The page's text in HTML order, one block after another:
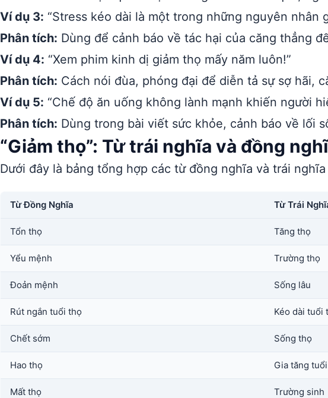
Ví dụ 3: “Stress kéo dài là một trong những nguyên nhân
Phân tích: Dùng để cảnh báo về tác hại của căng thẳng
Ví dụ 4: “Xem phim kinh dị giảm thọ mấy năm luôn!”
Phân tích: Cách nói đùa, phóng đại để diễn tả sự sợ hãi,
Ví dụ 5: “Chế độ ăn uống không lành mạnh khiến người
Phân tích: Dùng trong bài viết sức khỏe, cảnh báo về lối
“Giảm thọ”: Từ trái nghĩa và đồng
Dưới đây là bảng tổng hợp các từ đồng nghĩa và trái
Từ Đồng Nghĩa Từ Trái
Tổn thọ Tăng thọ
Yểu mệnh Trường thọ
Đoản mệnh Sống lâu
Rút ngắn tuổi thọ Kéo dài tuổi
Chết sớm Sống thọ
Hao thọ Gia tăng
Mất thọ Trường sinh